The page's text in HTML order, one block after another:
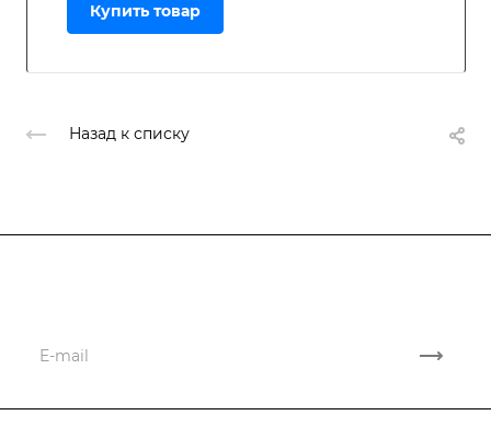
Купить товар
Назад к списку